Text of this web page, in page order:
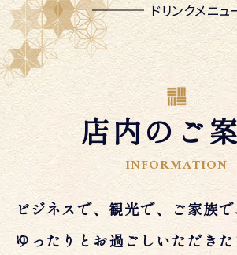
ドリンクメニュ
店内のご
INFORMATION
ビジネスで、観光で、ご家族
ゆったりとお過ごしいただき